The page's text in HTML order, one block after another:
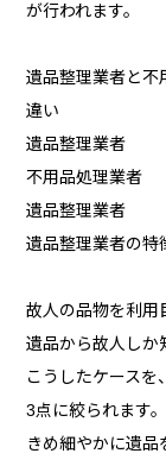
が行われます。
遺品整理業者と不
違い
遺品整理業者
不用品処理業者
遺品整理業者
遺品整理業者の特
故人の品物を利用
遺品から故人しか
こうしたケースを
3点に絞られます。
きめ細やかに遺品